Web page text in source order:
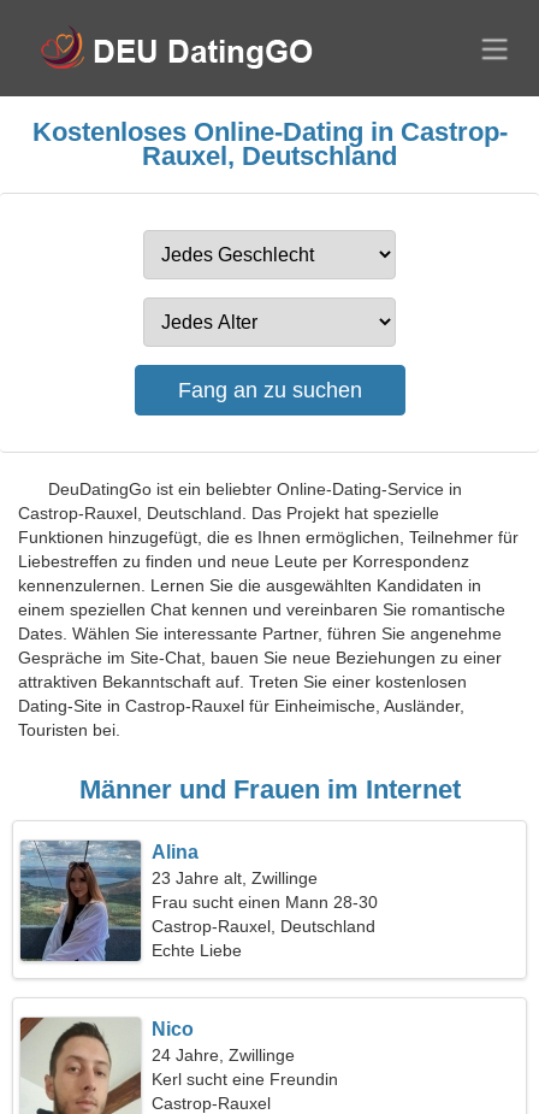
Kostenloses Online-Dating in Castrop-
Rauxel, Deutschland
DeuDatingGo ist ein beliebter Online-Dating-Service in
Castrop-Rauxel, Deutschland. Das Projekt hat spezielle
Funktionen hinzugefügt, die es Ihnen ermöglichen, Teilnehmer für
Liebestreffen zu finden und neue Leute per Korrespondenz
kennenzulernen. Lernen Sie die ausgewählten Kandidaten in
einem speziellen Chat kennen und vereinbaren Sie romantische
Dates. Wählen Sie interessante Partner, führen Sie angenehme
Gespräche im Site-Chat, bauen Sie neue Beziehungen zu einer
attraktiven Bekanntschaft auf. Treten Sie einer kostenlosen
Dating-Site in Castrop-Rauxel für Einheimische, Ausländer,
Touristen bei.
Männer und Frauen im Internet
Alina
23 Jahre alt, Zwillinge
Frau sucht einen Mann 28-30
Castrop-Rauxel, Deutschland
Echte Liebe
Nico
24 Jahre, Zwillinge
Kerl sucht eine Freundin
Castrop-Rauxel